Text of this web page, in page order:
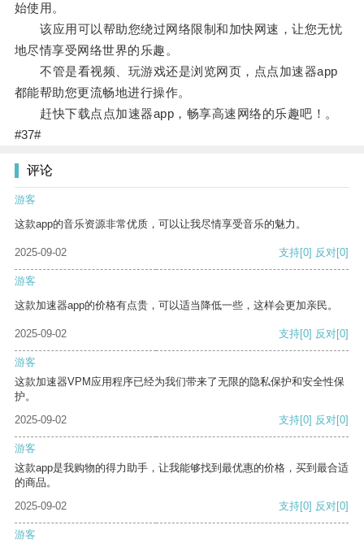
始使用。
该应用可以帮助您绕过网络限制和加快网速，让您无忧
地尽情享受网络世界的乐趣。
不管是看视频、玩游戏还是浏览网页，点点加速器app
都能帮助您更流畅地进行操作。
赶快下载点点加速器app，畅享高速网络的乐趣吧！。
#37#
评论
游客
这款app的音乐资源非常优质，可以让我尽情享受音乐的魅力。
2025-09-02 支持[0] 反对[0]
游客
这款加速器app的价格有点贵，可以适当降低一些，这样会更加亲民。
2025-09-02 支持[0] 反对[0]
游客
这款加速器VPM应用程序已经为我们带来了无限的隐私保护和安全性保
护。
2025-09-02
支持[0] 反对[0]
游客
这款app是我购物的得力助手，让我能够找到最优惠的价格，买到最合适
的商品。
2025-09-02
支持[0] 反对[0]
游客